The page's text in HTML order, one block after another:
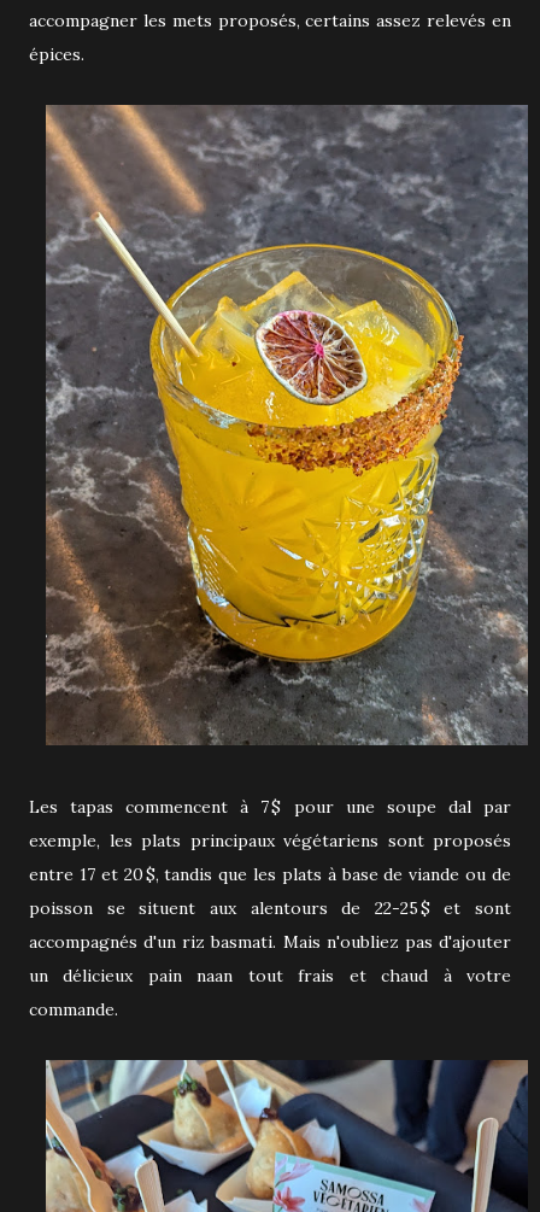
accompagner les mets proposés, certains assez relevés en
épices.
Les tapas commencent à 7 $ pour une soupe dal par
exemple, les plats principaux végétariens sont proposés
entre 17 et 20 $, tandis que les plats à base de viande ou de
poisson se situent aux alentours de 22-25 $ et sont
accompagnés d'un riz basmati. Mais n'oubliez pas d'ajouter
un délicieux pain naan tout frais et chaud à votre
commande.